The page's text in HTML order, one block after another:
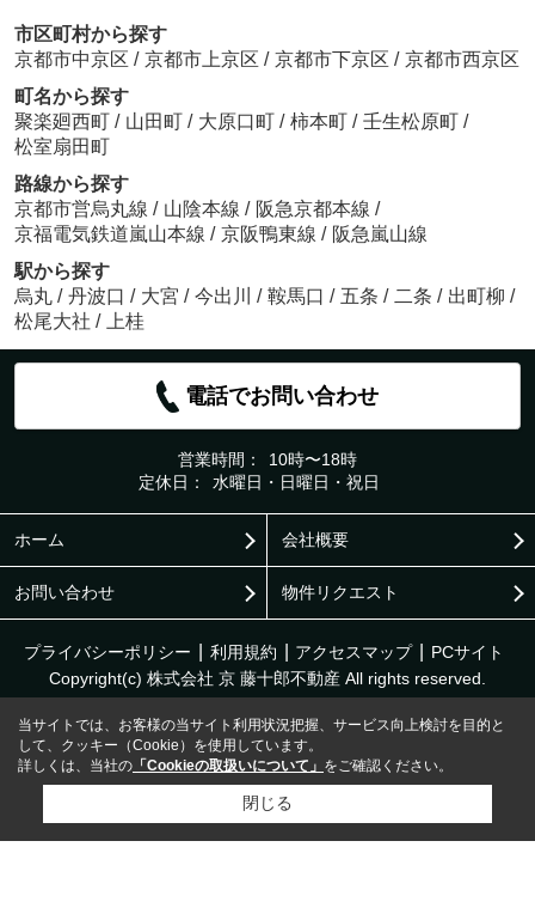
市区町村から探す
京都市中京区 / 京都市上京区 / 京都市下京区 / 京都市西京区
町名から探す
聚楽廻西町 / 山田町 / 大原口町 / 柿本町 / 壬生松原町 /
松室扇田町
路線から探す
京都市営烏丸線 / 山陰本線 / 阪急京都本線 /
京福電気鉄道嵐山本線 / 京阪鴨東線 / 阪急嵐山線
駅から探す
烏丸 / 丹波口 / 大宮 / 今出川 / 鞍馬口 / 五条 / 二条 / 出町柳 /
松尾大社 / 上桂
電話でお問い合わせ
営業時間：
10時〜18時
定休日：
水曜日・日曜日・祝日
ホーム 会社概要
お問い合わせ 物件リクエスト
プライバシーポリシー 利用規約 アクセスマップ
PCサイト
Copyright(c) 株式会社 京 藤十郎不動産 All rights reserved.
当サイトでは、お客様の当サイト利用状況把握、サービス向上検討を目的と
して、クッキー（Cookie）を使用しています。
詳しくは、当社の 「Cookieの取扱いについて」 をご確認ください。
閉じる